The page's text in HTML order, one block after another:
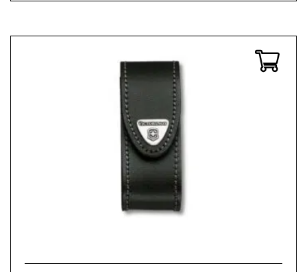
war:
25,99 €
ist:
17,99 €.